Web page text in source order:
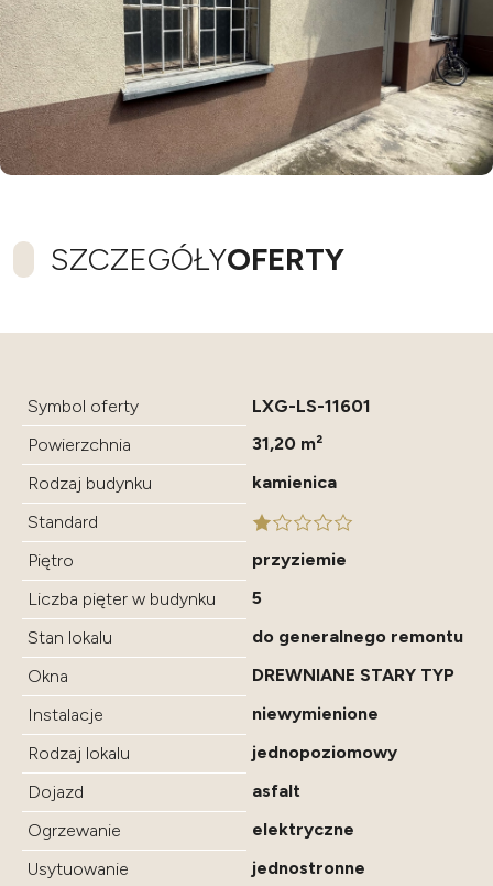
SZCZEGÓŁYOFERTY
Symbol oferty
LXG-LS-11601
Powierzchnia
31,20 m²
Rodzaj budynku
kamienica
Standard
Piętro
przyziemie
Liczba pięter w budynku
5
Stan lokalu
do generalnego remontu
Okna
DREWNIANE STARY TYP
Instalacje
niewymienione
Rodzaj lokalu
jednopoziomowy
Dojazd
asfalt
Ogrzewanie
elektryczne
Usytuowanie
jednostronne